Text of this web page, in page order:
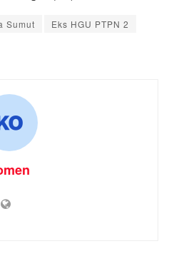
Sumut
Eks HGU PTPN 2